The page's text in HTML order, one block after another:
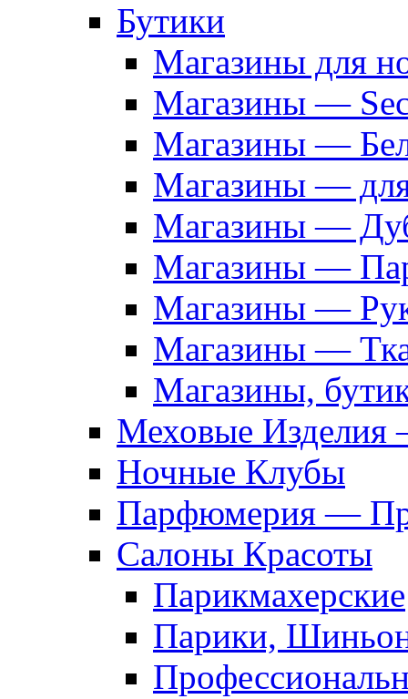
Бутики
Магазины для
Магазины —
Магазины —
Магазины —
Магазины —
Магазины —
Магазины —
Магазины —
Магазины,
Меховые Изделия
Ночные Клубы
Парфюмерия —
Салоны Красоты
Парикмахерские
Парики,